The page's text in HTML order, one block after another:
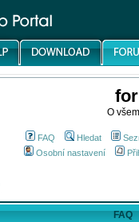
O
FAQ Hledat
Osobní nastavení
FAQ